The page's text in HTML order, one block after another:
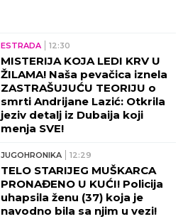
ESTRADA 12:30
MISTERIJA KOJA LEDI KRV U
ŽILAMA! Naša pevačica iznela
ZASTRAŠUJUĆU TEORIJU o
smrti Andrijane Lazić: Otkrila
jeziv detalj iz Dubaija koji
menja SVE!
JUGOHRONIKA 12:29
TELO STARIJEG MUŠKARCA
PRONAĐENO U KUĆI! Policija
uhapsila ženu (37) koja je
navodno bila sa njim u vezi!